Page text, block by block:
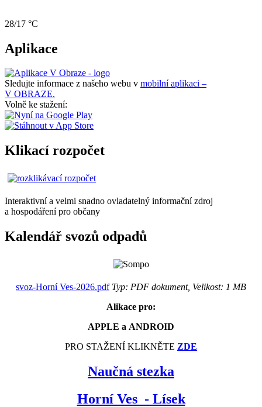
28/17 °C
Aplikace
Sledujte informace z našeho webu v mobilní aplikaci –
V OBRAZE.
Volně ke stažení:
Klikací rozpočet
Interaktivní a velmi snadno ovladatelný informační zdroj
a hospodáření pro občany
Kalendář svozů odpadů
svoz-Horní Ves-2026.pdfTyp: PDF dokument, Velikost: 1 MB
Alikace pro:
APPLE a ANDROID
PRO STAŽENÍ KLIKNĚTE ZDE
Naučná stezka
Horní Ves - Lísek